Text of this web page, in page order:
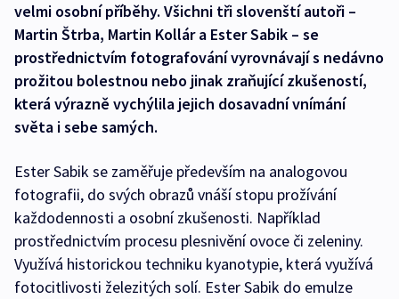
velmi osobní příběhy. Všichni tři slovenští autoři –
Martin Štrba, Martin Kollár a Ester Sabik – se
prostřednictvím fotografování vyrovnávají s nedávno
prožitou bolestnou nebo jinak zraňující zkušeností,
která výrazně vychýlila jejich dosavadní vnímání
světa i sebe samých.
Ester Sabik se zaměřuje především na analogovou
fotografii, do svých obrazů vnáší stopu prožívání
každodennosti a osobní zkušenosti. Například
prostřednictvím procesu plesnivění ovoce či zeleniny.
Využívá historickou techniku kyanotypie, která využívá
fotocitlivosti železitých solí. Ester Sabik do emulze